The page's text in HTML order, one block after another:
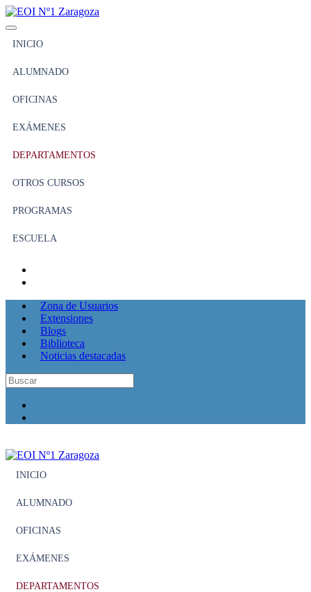
INICIO
ALUMNADO
OFICINAS
EXÁMENES
DEPARTAMENTOS
OTROS CURSOS
PROGRAMAS
ESCUELA
Zona de Usuarios
Extensiones
Blogs
Biblioteca
Noticias destacadas
INICIO
ALUMNADO
OFICINAS
EXÁMENES
DEPARTAMENTOS